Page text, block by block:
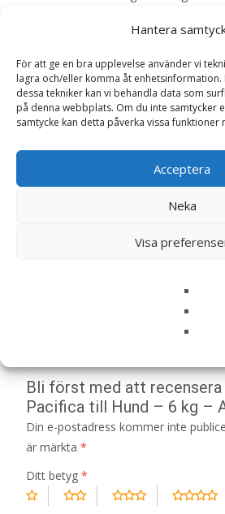
Hantera
För att ge en bra upplevelse använder vi
lagra och/eller komma åt enhetsinformation.
dessa tekniker kan vi behandla data som
på denna webbplats. Om du inte samtycker
samtycke kan detta påverka vissa funktioner
Acceptera
Neka
Visa
kg 240 – 440 g 40 – 50 kg 280 – 510 g
064992541606
LÄS MERA & KÖP
Kategorier: Hundmat
Acana
Bli först med att
Pacifica till Hund – 6 kg –
Din e-postadress kommer inte
är märkta *
Ditt betyg *